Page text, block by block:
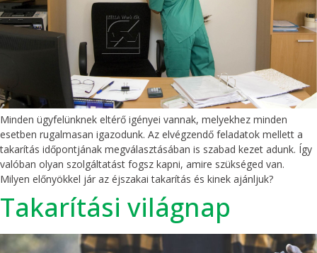
Minden ügyfelünknek eltérő igényei vannak, melyekhez minden
esetben rugalmasan igazodunk. Az elvégzendő feladatok mellett a
takarítás időpontjának megválasztásában is szabad kezet adunk. Így
valóban olyan szolgáltatást fogsz kapni, amire szükséged van.
Milyen előnyökkel jár az éjszakai takarítás és kinek ajánljuk?
Takarítási világnap